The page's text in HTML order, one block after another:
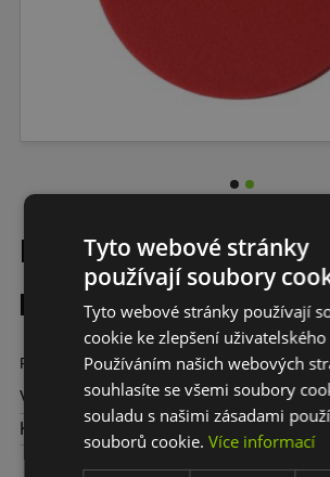
MENZERNA Heavy Cut -
pad, 180 mm
Prémiový leštící pad pro použití s abrazivními
Výrobce: Menzerna
Kód:
Tyto webové stránky
používají soubory
Tyto webové stránky používají
cookie ke zlepšení
Používáním našich webových
souhlasíte se všemi soubory
souladu s našimi zásadami
souborů cookie.Více informací